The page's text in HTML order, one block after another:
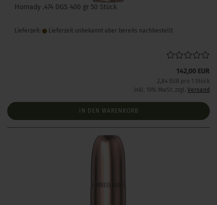
Hornady .474 DGS 400 gr 50 Stück
Lieferzeit: Lieferzeit unbekannt aber bereits nachbestellt
142,00 EUR
2,84 EUR pro 1 Stück
inkl. 19% MwSt. zzgl. Versand
IN DEN WARENKORB